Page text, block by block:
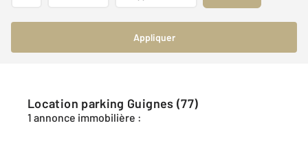
Appliquer
Location parking Guignes (77)
1 annonce immobilière :